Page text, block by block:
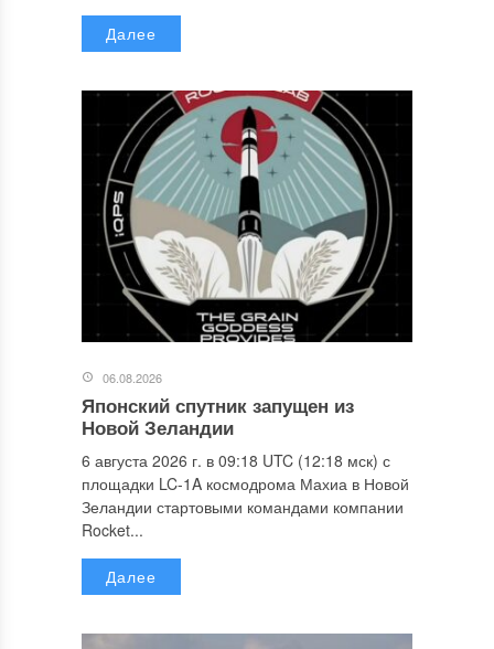
Далее
06.08.2026
Японский спутник запущен из
Новой Зеландии
6 августа 2026 г. в 09:18 UTC (12:18 мск) с
площадки LC-1A космодрома Махиа в Новой
Зеландии стартовыми командами компании
Rocket...
Далее